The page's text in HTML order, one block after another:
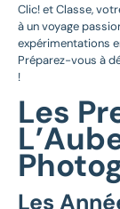
Clic! et Classe,
à un voyage
expérimentations
Préparez-vous à
!
Les
Les